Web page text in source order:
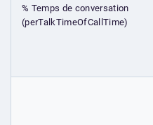
% Temps de conversation
(perTalkTimeOfCallTime)